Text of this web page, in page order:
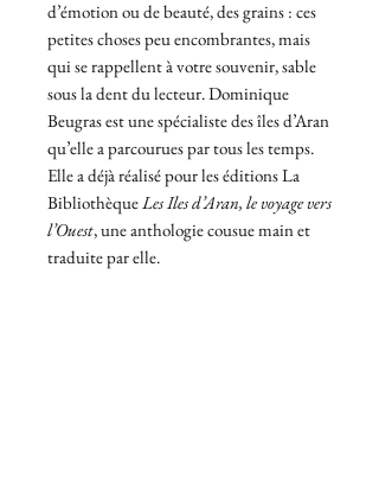
d’émotion ou de beauté, des grains : ces
petites choses peu encombrantes, mais
qui se rappellent à votre souvenir, sable
sous la dent du lecteur. Dominique
Beugras est une spécialiste des îles d’Aran
qu’elle a parcourues par tous les temps.
Elle a déjà réalisé pour les éditions La
BibliothèqueLes Iles d’Aran, le voyage vers
l’Ouest, une anthologie cousue main et
traduite par elle.